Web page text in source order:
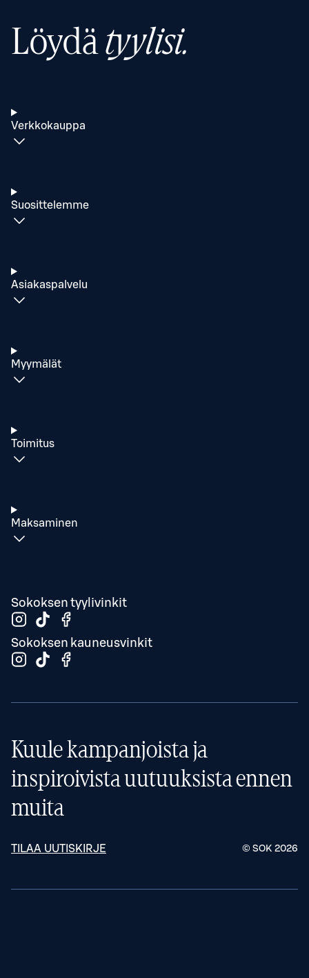
Löydätyylisi.
Verkkokauppa
Suosittelemme
Asiakaspalvelu
Myymälät
Toimitus
Maksaminen
Sokoksen tyylivinkit
Sokoksen kauneusvinkit
Kuule kampanjoista ja
inspiroivista uutuuksista ennen
muita
TILAA UUTISKIRJE © SOK 2026